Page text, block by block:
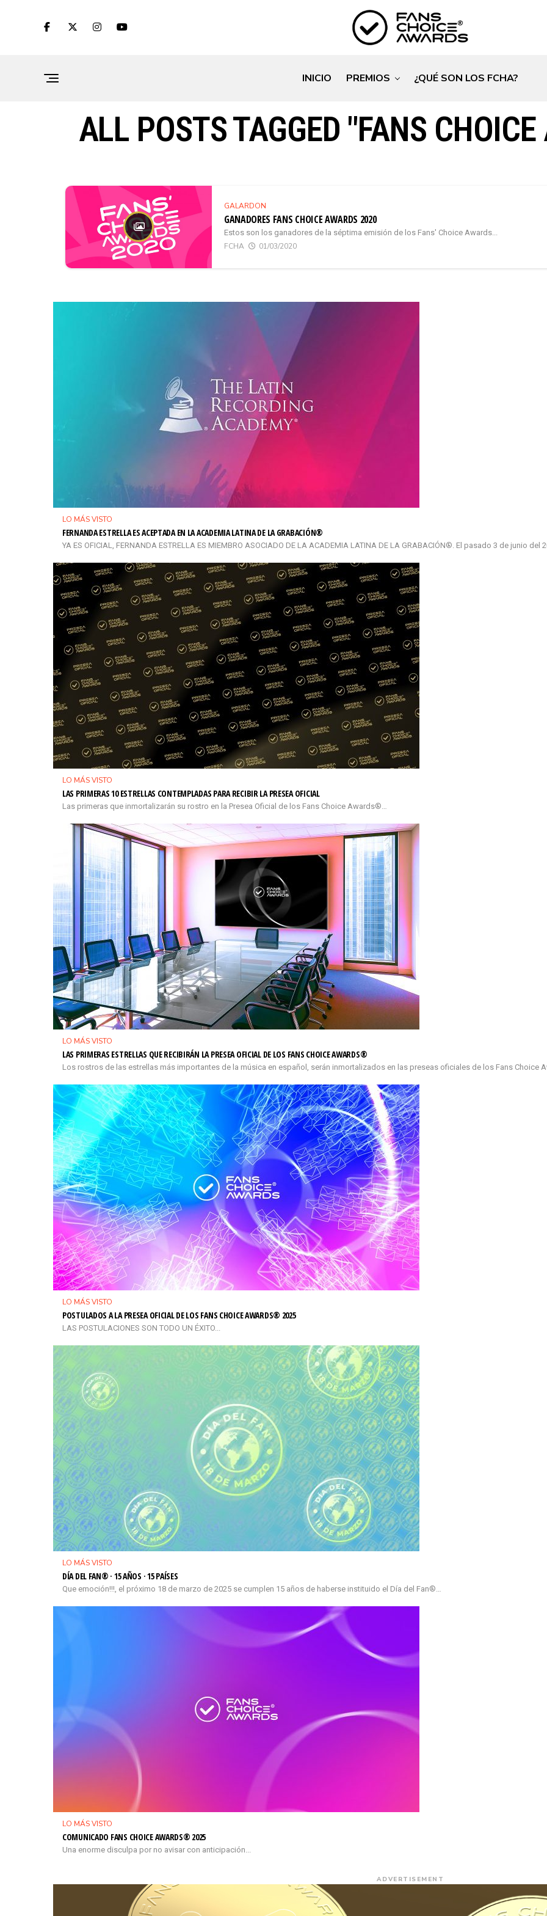
INICIO PREMIOS ¿QUÉ SON LOS FCHA?
ALL POSTS TAGGED "FANS
GALARDON
GANADORES FANS CHOICE AWARDS 2020
Estos son los ganadores de la séptima emisión de los Fans' Choice Awards...
FCHA 01/03/2020
LO MÁS VISTO
FERNANDA ESTRELLA ES ACEPTADA EN LA ACADEMIA LATINA DE LA GRABACIÓN®
YA ES OFICIAL, FERNANDA ESTRELLA ES MIEMBRO ASOCIADO DE LA ACADEMIA LATINA DE LA GRABACIÓN®. El pasado 3 de junio del
LO MÁS VISTO
LAS PRIMERAS 10 ESTRELLAS CONTEMPLADAS PARA RECIBIR LA PRESEA OFICIAL
Las primeras que inmortalizarán su rostro en la Presea Oficial de los Fans Choice Awards®…
LO MÁS VISTO
LAS PRIMERAS ESTRELLAS QUE RECIBIRÁN LA PRESEA OFICIAL DE LOS FANS CHOICE AWARDS®
Los rostros de las estrellas más importantes de la música en español, serán inmortalizados en las preseas oficiales de los Fans Choice
LO MÁS VISTO
POSTULADOS A LA PRESEA OFICIAL DE LOS FANS CHOICE AWARDS® 2025
LAS POSTULACIONES SON TODO UN ÉXITO...
LO MÁS VISTO
DÍA DEL FAN® · 15 AÑOS · 15 PAÍSES
Que emoción!!!, el próximo 18 de marzo de 2025 se cumplen 15 años de haberse instituido el Día del Fan®…
LO MÁS VISTO
COMUNICADO FANS CHOICE AWARDS® 2025
Una enorme disculpa por no avisar con anticipación...
ADVERTISEMENT